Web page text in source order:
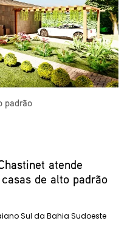
padrão
atende
de alto padrão
Sul da Bahia Sudoeste